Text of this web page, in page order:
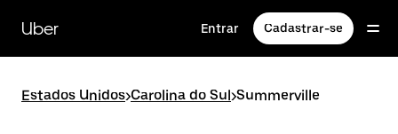
para
conteúdo
Uber Entrar Cadastrar-se
Estados Unidos>Carolina do Sul>Summerville